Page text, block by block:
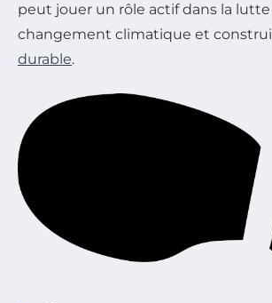
peut jouer un rôle actif dans la
changement climatique et
durable.